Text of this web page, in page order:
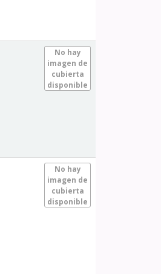
No hay
imagen de
cubierta
disponible
No hay
imagen de
cubierta
disponible